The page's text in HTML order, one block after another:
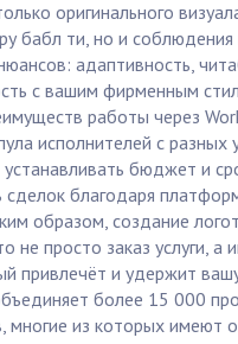
оригинального
бабл ти, но и соблюдения
адаптивность,
с вашим фирменным
работы через
исполнителей с разных
бюджет и
сделок благодаря
образом, создание
не просто заказ услуги, а
привлечёт и удержит
более 15 000
многие из которых имеют